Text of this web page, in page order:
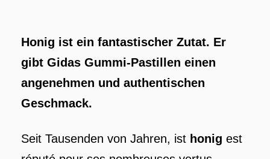
Honig ist ein fantastischer Zutat. Er
gibt Gidas Gummi-Pastillen einen
angenehmen und authentischen
Geschmack.
Seit Tausenden von Jahren, ist honig est